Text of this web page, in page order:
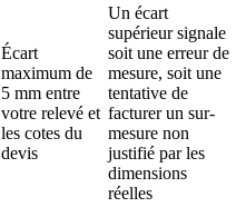
Écart
maximum de
5 mm entre
votre relevé et
les cotes du
devis
Un écart
supérieur signale
soit une erreur de
mesure, soit une
tentative de
facturer un sur-
mesure non
justifié par les
dimensions
réelles